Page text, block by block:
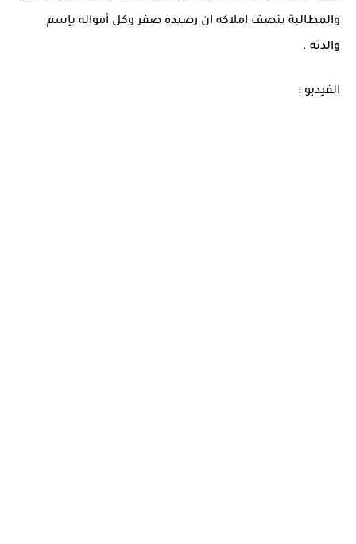
والمطالبة بنصف املاكه ان رصيده صفر وكل أمواله بإسم
والدته .
الفيديو :